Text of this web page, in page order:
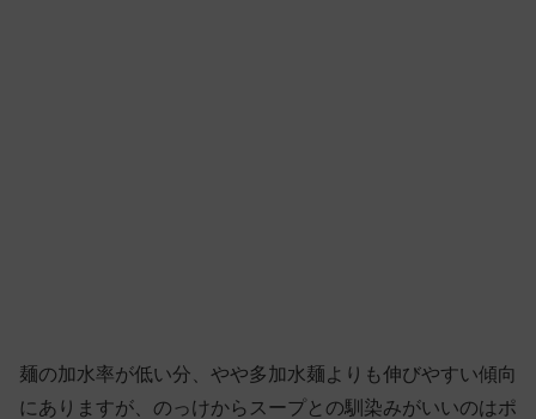
麺の加水率が低い分、やや多加水麺よりも伸びやすい傾向
にありますが、のっけからスープとの馴染みがいいのはポ